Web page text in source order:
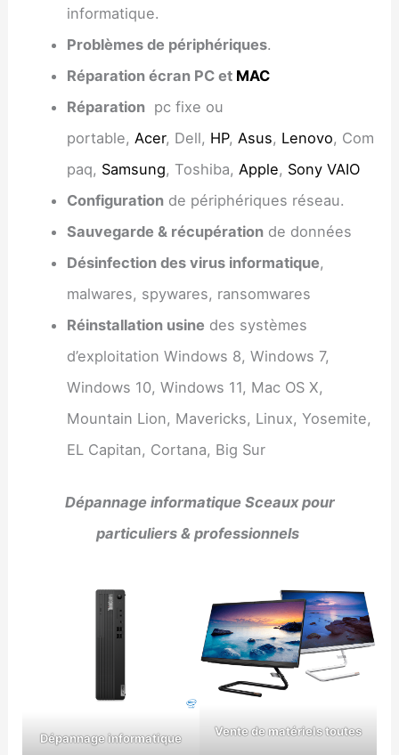
informatique.
Problèmes de périphériques.
Réparation écran PC et MAC
Réparationpc fixe ou
portable, Acer, Dell, HP, Asus, Lenovo, Com
paq, Samsung, Toshiba, Apple, Sony VAIO
Configurationde périphériques réseau.
Sauvegarde & récupérationde données
Désinfection des virus informatique,
malwares, spywares, ransomwares
Réinstallation usine des systèmes
d’exploitation Windows 8, Windows 7,
Windows 10, Windows 11, Mac OS X,
Mountain Lion, Mavericks, Linux, Yosemite,
EL Capitan, Cortana, Big Sur
Dépannage informatique Sceaux pour
particuliers & professionnels
Dépannage informatique Vente de matériels toutes